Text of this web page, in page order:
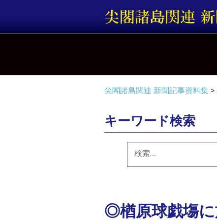
テ
ス
尖閣諸島関連 新聞記事資料集>
キーワード検索
索:
◎楢原球戯塲